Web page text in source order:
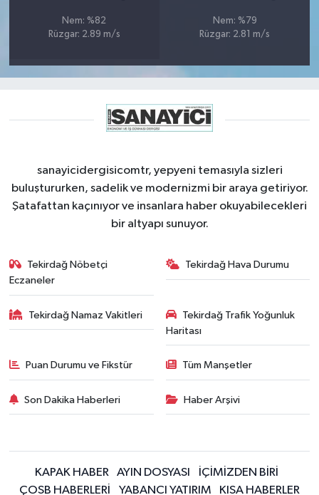
Nem: %82
Rüzgar: 2.89 m/s
Nem: %79
Rüzgar: 2.81 m/s
sanayicidergisicomtr, yepyeni temasıyla sizleri
buluştururken, sadelik ve modernizmi bir araya getiriyor.
Şatafattan kaçınıyor ve insanlara haber okuyabilecekleri
bir altyapı sunuyor.
Tekirdağ Nöbetçi
Eczaneler
Tekirdağ Hava Durumu
Tekirdağ Namaz Vakitleri
Tekirdağ Trafik Yoğunluk
Haritası
Puan Durumu ve Fikstür Tüm Manşetler
Son Dakika Haberleri Haber Arşivi
KAPAK HABER AYIN DOSYASI
İÇİMİZDEN BİRİ
ÇOSB HABERLERİ
YABANCI YATIRIM KISA HABERLER